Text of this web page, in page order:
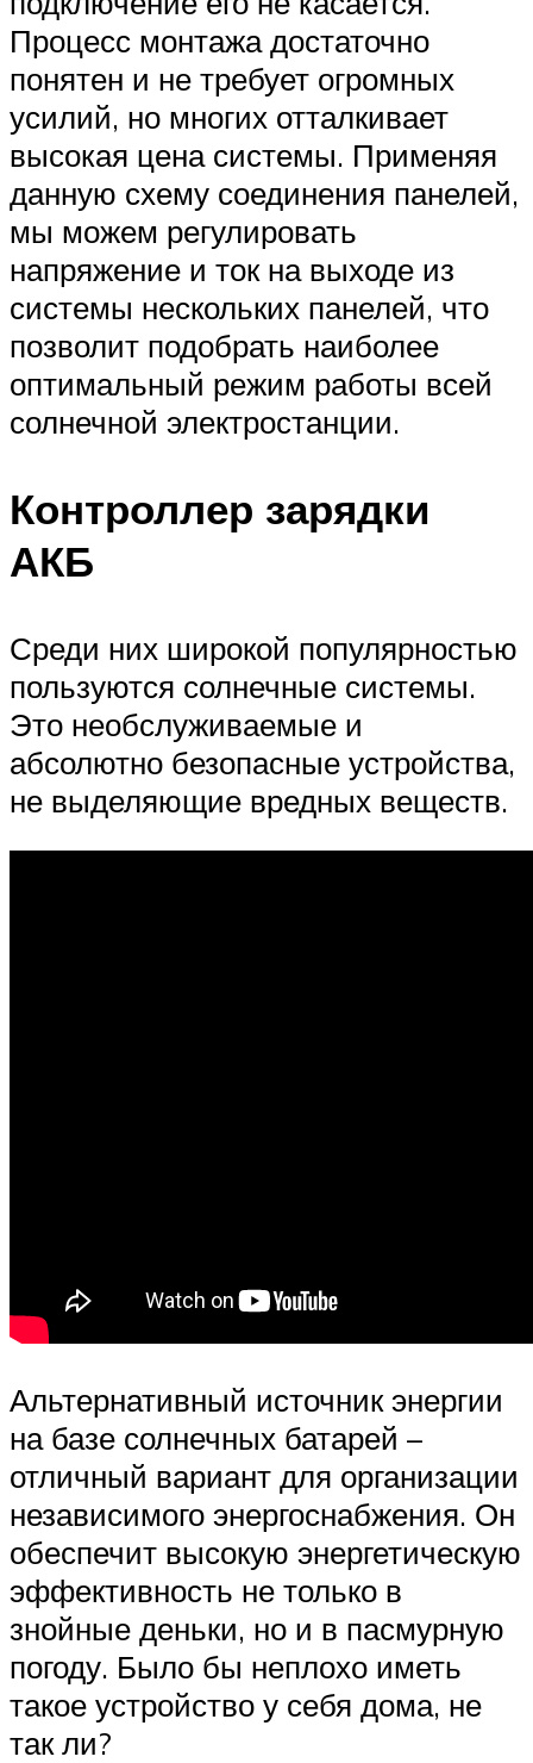
Процесс монтажа достаточно
понятен и не требует огромных
усилий, но многих отталкивает
высокая цена системы. Применяя
данную схему соединения панелей,
мы можем регулировать
напряжение и ток на выходе из
системы нескольких панелей, что
позволит подобрать наиболее
оптимальный режим работы всей
солнечной электростанции.
Контроллер зарядки
АКБ
Среди них широкой популярностью
пользуются солнечные системы.
Это необслуживаемые и
абсолютно безопасные устройства,
не выделяющие вредных веществ.
Альтернативный источник энергии
на базе солнечных батарей –
отличный вариант для организации
независимого энергоснабжения. Он
обеспечит высокую энергетическую
эффективность не только в
знойные деньки, но и в пасмурную
погоду. Было бы неплохо иметь
такое устройство у себя дома, не
так ли?